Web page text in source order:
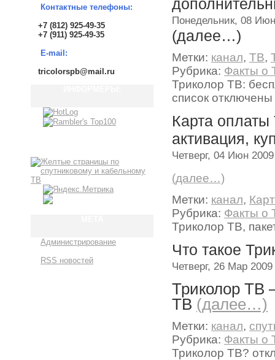
Понедельник, 08
(далее…)
Метки: канал, ТВ,
Рубрика: Факты о
Триколор ТВ:
список отключены
Карта
активация,
Четверг, 04 Июн 2009
(далее…)
Метки: канал,
Рубрика: Факты о
Триколор ТВ,
Что такое
Четверг, 26 Мар 2009
Триколор ТВ
ТВ (далее…)
Метки: канал,
Рубрика: Факты о
Триколор ТВ?
Контактные телефоны:
+7 (812) 925-49-35
+7 (911) 925-49-35
E-mail:
tricolorspb@mail.ru
Администрирование
RSS новостей